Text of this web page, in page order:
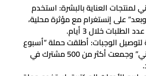
لمنتجات العناية بالبشرة: استخدم
على إنستغرام مع مؤثرة محلية،
خلال 3 أيام.
الوجبات: أطلقت حملة “أسبوع
تجريبي مجاني” وجمعت أكثر من 500 مشترك في